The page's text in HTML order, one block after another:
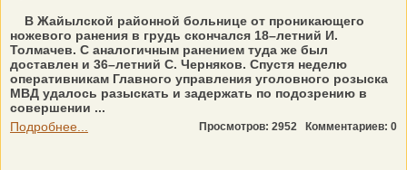
В Жайылской районной больнице от проникающего
ножевого ранения в грудь скончался 18–летний И.
Толмачев. С аналогичным ранением туда же был
доставлен и 36–летний С. Черняков. Спустя неделю
оперативникам Главного управления уголовного розыска
МВД удалось разыскать и задержать по подозрению в
совершении ...
Подробнее...
Просмотров: 2952 Комментариев: 0